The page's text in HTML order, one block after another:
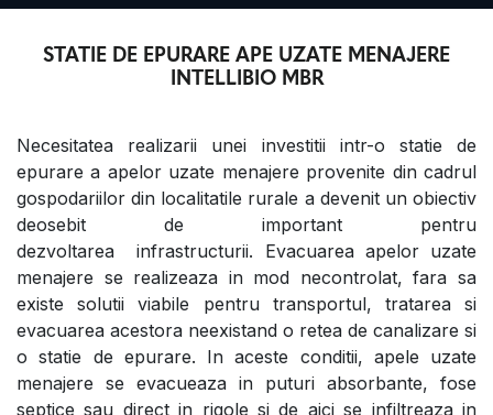
STATIE DE EPURARE APE UZATE MENAJERE
INTELLIBIO MBR
Necesitatea realizarii unei investitii intr-o statie de
epurare a apelor uzate menajere provenite din cadrul
gospodariilor din localitatile rurale a devenit un obiectiv
deosebit de important pentru
dezvoltarea infrastructurii. Evacuarea apelor uzate
menajere se realizeaza in mod necontrolat, fara sa
existe solutii viabile pentru transportul, tratarea si
evacuarea acestora neexistand o retea de canalizare si
o statie de epurare. In aceste conditii, apele uzate
menajere se evacueaza in puturi absorbante, fose
septice sau direct in rigole si de aici se infiltreaza in